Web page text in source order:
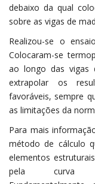
debaixo da qual
sobre as vigas de
Realizou-se o
Colocaram-se
ao longo das vigas
extrapolar os
favoráveis, sempre
as limitações da
Para mais
método de cálculo
elementos
pela curva